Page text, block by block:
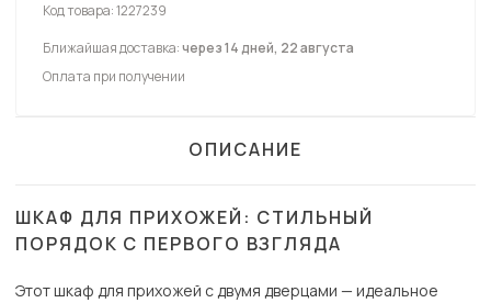
Код товара:1227239
Ближайшая доставка:через 14 дней, 22 августа
Оплата при получении
ОПИСАНИЕ
ШКАФ ДЛЯ ПРИХОЖЕЙ: СТИЛЬНЫЙ
ПОРЯДОК С ПЕРВОГО ВЗГЛЯДА
Этот шкаф для прихожей с двумя дверцами — идеальное